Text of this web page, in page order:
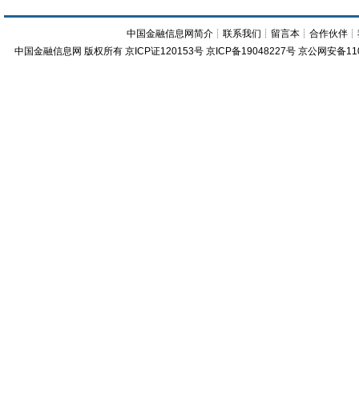
中国金融信息网简介 ┊联系我们 ┊ 留言本 ┊合作伙伴 ┊
中国金融信息网 版权所有 京ICP证120153号 京ICP备19048227号 京公网安备